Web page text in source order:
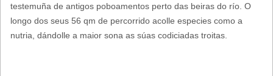
c
testemuña de antigos poboamentos perto das beiras do río. O
longo dos seus 56 qm de percorrido acolle especies como a
nutria, dándolle a maior sona as súas codiciadas troitas.